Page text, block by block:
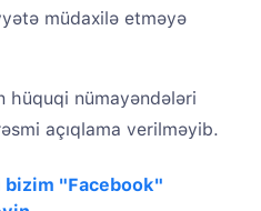
müdaxilə etməyə
hüquqi nümayəndələri
açıqlama verilməyib.
"Facebook"